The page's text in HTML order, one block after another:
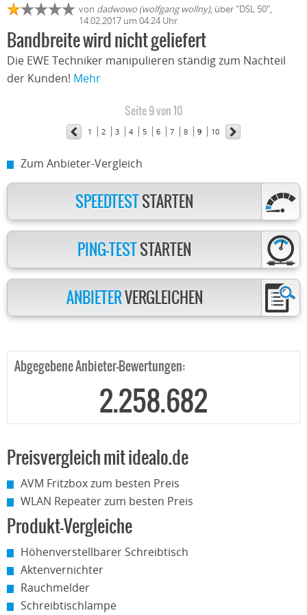
von dadwowo (wolfgang wollny), über "DSL 50",
14.02.2017 um 04:24 Uhr
Bandbreite wird nicht geliefert
Die EWE Techniker manipulieren ständig zum Nachteil
der Kunden! Mehr
Seite 9 von 10
1 2 3 4 5 6 7 8 9 10
Zum Anbieter-Vergleich
SPEEDTESTSTARTEN
PING-TESTSTARTEN
ANBIETERVERGLEICHEN
Abgegebene Anbieter-Bewertungen:
2.258.682
Preisvergleich mit idealo.de
AVM Fritzbox zum besten Preis
WLAN Repeater zum besten Preis
Produkt-Vergleiche
Höhenverstellbarer Schreibtisch
Aktenvernichter
Rauchmelder
Schreibtischlampe